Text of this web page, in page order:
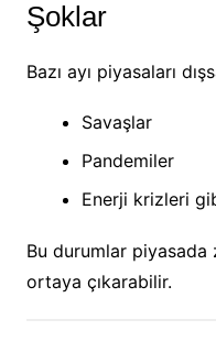
Şoklar
Bazı ayı piyasaları
Savaşlar
Pandemiler
Enerji krizleri
Bu durumlar piyasada
ortaya çıkarabilir.